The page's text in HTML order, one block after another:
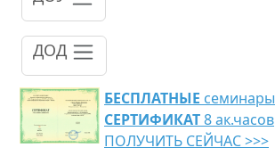
ДОД
БЕСПЛАТНЫЕ семинары
СЕРТИФИКАТ8 ак.часов
ПОЛУЧИТЬ СЕЙЧАС >>>